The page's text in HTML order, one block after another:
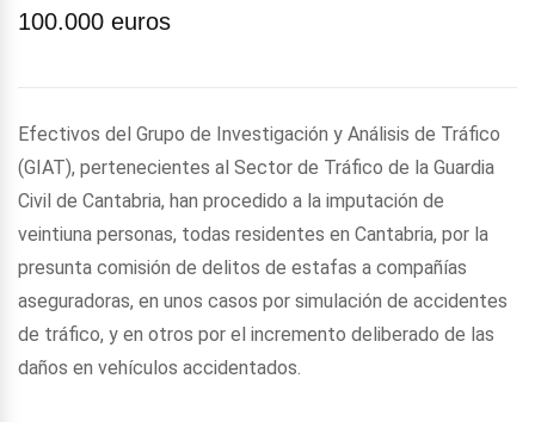
100.000 euros
Efectivos del Grupo de Investigación y Análisis de Tráfico
(GIAT), pertenecientes al Sector de Tráfico de la Guardia
Civil de Cantabria, han procedido a la imputación de
veintiuna personas, todas residentes en Cantabria, por la
presunta comisión de delitos de estafas a compañías
aseguradoras, en unos casos por simulación de accidentes
de tráfico, y en otros por el incremento deliberado de las
daños en vehículos accidentados.